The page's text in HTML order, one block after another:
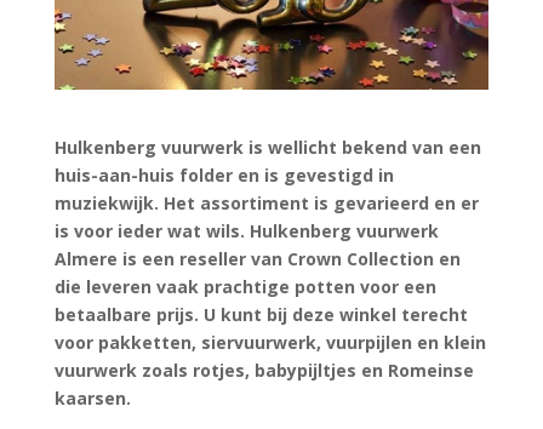
Hulkenberg vuurwerk is wellicht bekend van een
huis-aan-huis folder en is gevestigd in
muziekwijk. Het assortiment is gevarieerd en er
is voor ieder wat wils. Hulkenberg vuurwerk
Almere is een reseller van Crown Collection en
die leveren vaak prachtige potten voor een
betaalbare prijs. U kunt bij deze winkel terecht
voor pakketten, siervuurwerk, vuurpijlen en klein
vuurwerk zoals rotjes, babypijltjes en Romeinse
kaarsen.